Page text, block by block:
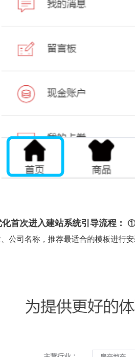
首次进入建站系统引导流程： ①
公司名称，推荐最适合的模板进行安